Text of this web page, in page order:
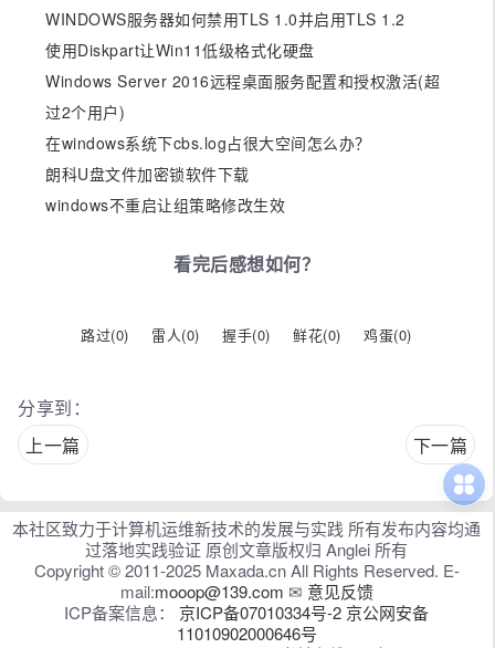
WINDOWS服务器如何禁用TLS 1.0并启用TLS 1.2
使用Diskpart让Win11低级格式化硬盘
Windows Server 2016远程桌面服务配置和授权激活(超
过2个用户)
在windows系统下cbs.log占很大空间怎么办？
朗科U盘文件加密锁软件下载
windows不重启让组策略修改生效
看完后感想如何？
路过(0) 雷人(0) 握手(0) 鲜花(0) 鸡蛋(0)
分享到：
上一篇
下一篇
本社区致力于计算机运维新技术的发展与实践 所有发布内容均通
过落地实践验证 原创文章版权归 Anglei 所有
Copyright © 2011-2025 Maxada.cn All Rights Reserved. E-
mail:mooop@139.com ✉ 意见反馈
ICP备案信息：
京ICP备07010334号-2 京公网安备
11010902000646号